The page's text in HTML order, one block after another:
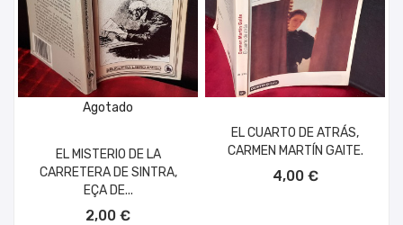
Agotado
EL MISTERIO DE LA
CARRETERA DE SINTRA,
EÇA DE...
2,00 €
EL CUARTO DE ATRÁS,
CARMEN MARTÍN GAITE.
4,00 €